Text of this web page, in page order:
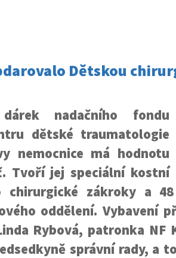
Dětskou
dárek nadačního fondu
dětské traumatologie
nemocnice má hodnotu
Tvoří jej speciální kostní
chirurgické zákroky a
oddělení. Vybavení
Rybová, patronka NF
správní rady, a